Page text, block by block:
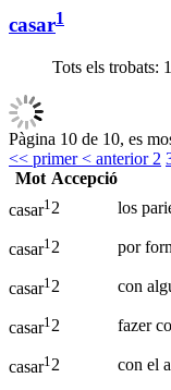
casar1
Tots els trobats:
Pàgina 10 de 10, es
<< primer< anterior 2
Mot Accepció
casar1 2 los
casar1 2 por
casar1 2 con
casar1 2 fazer
casar1 2 con el